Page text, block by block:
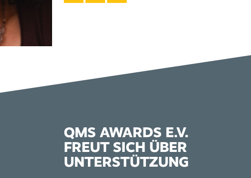
QMS AWARDS E.V.
FREUT SICH ÜBER
UNTERSTÜTZUNG